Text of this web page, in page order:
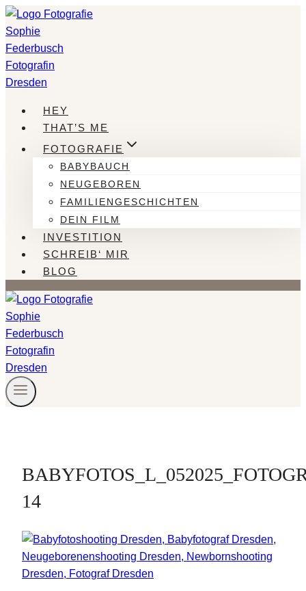
Zum
Inhalt
springen
HEY
THAT’S ME
FOTOGRAFIE
BABYBAUCH
NEUGEBOREN
FAMILIENGESCHICHTEN
DEIN FILM
INVESTITION
SCHREIB‘ MIR
BLOG
14